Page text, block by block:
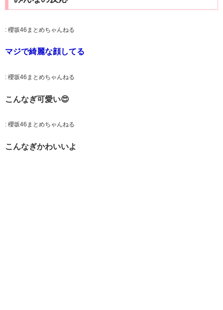
: 櫻坂46まとめちゃんねる
マジで綺麗な顔してる
: 櫻坂46まとめちゃんねる
こんなぎ可愛い😍
: 櫻坂46まとめちゃんねる
こんなぎかわいいよ